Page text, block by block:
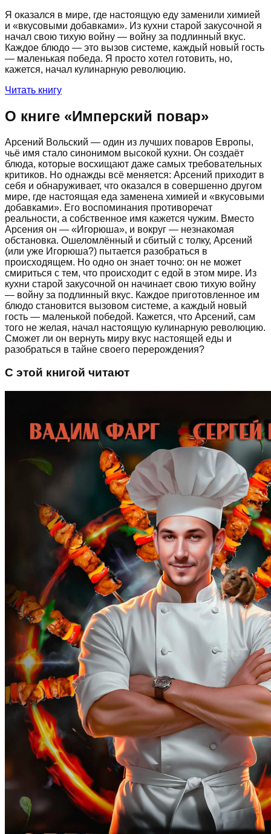
Я оказался в мире, где настоящую еду заменили химией
и «вкусовыми добавками». Из кухни старой закусочной я
начал свою тихую войну — войну за подлинный вкус.
Каждое блюдо — это вызов системе, каждый новый гость
— маленькая победа. Я просто хотел готовить, но,
кажется, начал кулинарную революцию.
Читать книгу
О книге «Имперский повар»
Арсений Вольский — один из лучших поваров Европы,
чьё имя стало синонимом высокой кухни. Он создаёт
блюда, которые восхищают даже самых требовательных
критиков. Но однажды всё меняется: Арсений приходит в
себя и обнаруживает, что оказался в совершенно другом
мире, где настоящая еда заменена химией и «вкусовыми
добавками». Его воспоминания противоречат
реальности, а собственное имя кажется чужим. Вместо
Арсения он — «Игорюша», и вокруг — незнакомая
обстановка. Ошеломлённый и сбитый с толку, Арсений
(или уже Игорюша?) пытается разобраться в
происходящем. Но одно он знает точно: он не может
смириться с тем, что происходит с едой в этом мире. Из
кухни старой закусочной он начинает свою тихую войну
— войну за подлинный вкус. Каждое приготовленное им
блюдо становится вызовом системе, а каждый новый
гость — маленькой победой. Кажется, что Арсений, сам
того не желая, начал настоящую кулинарную революцию.
Сможет ли он вернуть миру вкус настоящей еды и
разобраться в тайне своего перерождения?
С этой книгой читают